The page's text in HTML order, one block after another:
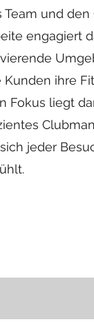
und den
engagiert
ihre
Fokus liegt
jeder